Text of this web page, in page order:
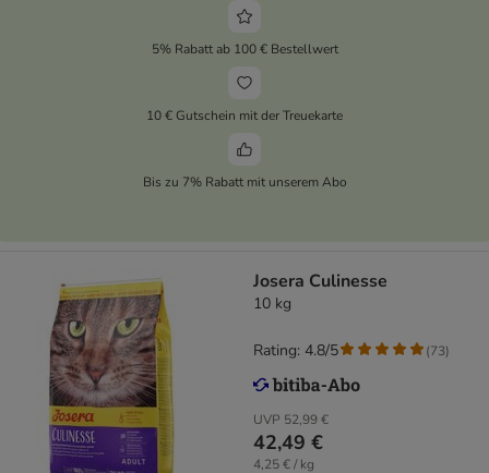
5% Rabatt ab 100 € Bestellwert
10 € Gutschein mit der Treuekarte
Bis zu 7% Rabatt mit unserem Abo
Josera Culinesse
10 kg
UVP 52,99 €
42,49 €
4,25 € / kg
Rating: 4.8/5 (73)